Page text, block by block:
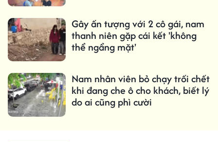
Gây ấn tượng với 2 cô gái, nam
thanh niên gặp cái kết 'không
thể ngẩng mặt'
Nam nhân viên bỏ chạy trối chết
khi đang che ô cho khách, biết lý
do ai cũng phì cười